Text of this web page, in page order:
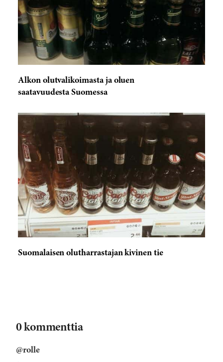
Alkon olutvalikoimasta ja oluen
saatavuudesta Suomessa
Suomalaisen olutharrastajan kivinen tie
0 kommenttia
@rolle